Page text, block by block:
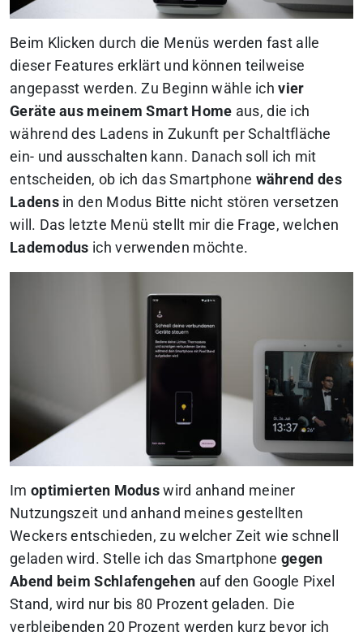
Beim Klicken durch die Menüs werden fast alle
dieser Features erklärt und können teilweise
angepasst werden. Zu Beginn wähle ichvier
Geräte aus meinem Smart Home aus, die ich
während des Ladens in Zukunft per Schaltfläche
ein- und ausschalten kann. Danach soll ich mit
entscheiden, ob ich das Smartphone während des
Ladensin den Modus Bitte nicht stören versetzen
will. Das letzte Menü stellt mir die Frage, welchen
Lademodus ich verwenden möchte.
Im optimierten Modus wird anhand meiner
Nutzungszeit und anhand meines gestellten
Weckers entschieden, zu welcher Zeit wie schnell
geladen wird. Stelle ich das Smartphone gegen
Abend beim Schlafengehen auf den Google Pixel
Stand, wird nur bis 80 Prozent geladen. Die
verbleibenden 20 Prozent werden kurz bevor ich